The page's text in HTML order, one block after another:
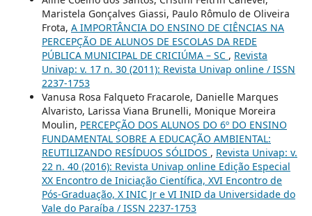
Maristela Gonçalves Giassi, Paulo Rômulo de Oliveira
Frota, A IMPORTÂNCIA DO ENSINO DE CIÊNCIAS NA
PERCEPÇÃO DE ALUNOS DE ESCOLAS DA REDE
PÚBLICA MUNICIPAL DE CRICIÚMA – SC , Revista
Univap: v. 17 n. 30 (2011): Revista Univap online / ISSN
2237-1753
Vanusa Rosa Falqueto Fracarole, Danielle Marques
Alvaristo, Larissa Viana Brunelli, Monique Moreira
Moulin, PERCEPÇÃO DOS ALUNOS DO 6º DO ENSINO
FUNDAMENTAL SOBRE A EDUCAÇÃO AMBIENTAL:
REUTILIZANDO RESÍDUOS SÓLIDOS , Revista Univap: v.
22 n. 40 (2016): Revista Univap online Edição Especial
XX Encontro de Iniciação Científica, XVI Encontro de
Pós-Graduação, X INIC Jr e VI INID da Universidade do
Vale do Paraíba / ISSN 2237-1753